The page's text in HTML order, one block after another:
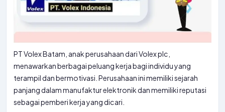
PT Volex Batam, anak perusahaan dari Volex plc,
menawarkan berbagai peluang kerja bagi individu yang
terampil dan bermotivasi. Perusahaan ini memiliki sejarah
panjang dalam manufaktur elektronik dan memiliki reputasi
sebagai pemberi kerja yang dicari.